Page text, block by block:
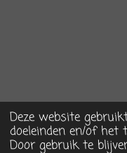
Deze website
doeleinden en/of het
Door gebruik te